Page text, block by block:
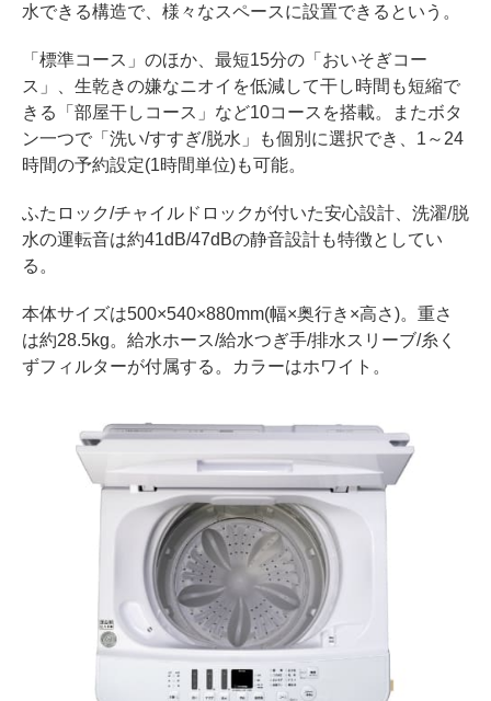
水できる構造で、様々なスペースに設置できるという。
「標準コース」のほか、最短15分の「おいそぎコー
ス」、生乾きの嫌なニオイを低減して干し時間も短縮で
きる「部屋干しコース」など10コースを搭載。またボタ
ン一つで「洗い/すすぎ/脱水」も個別に選択でき、1～24
時間の予約設定(1時間単位)も可能。
ふたロック/チャイルドロックが付いた安心設計、洗濯/脱
水の運転音は約41dB/47dBの静音設計も特徴としてい
る。
本体サイズは500×540×880mm(幅×奥行き×高さ)。重さ
は約28.5kg。給水ホース/給水つぎ手/排水スリーブ/糸く
ずフィルターが付属する。カラーはホワイト。